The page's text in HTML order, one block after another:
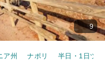
9
ア州 ナポリ 半日・1日ツ